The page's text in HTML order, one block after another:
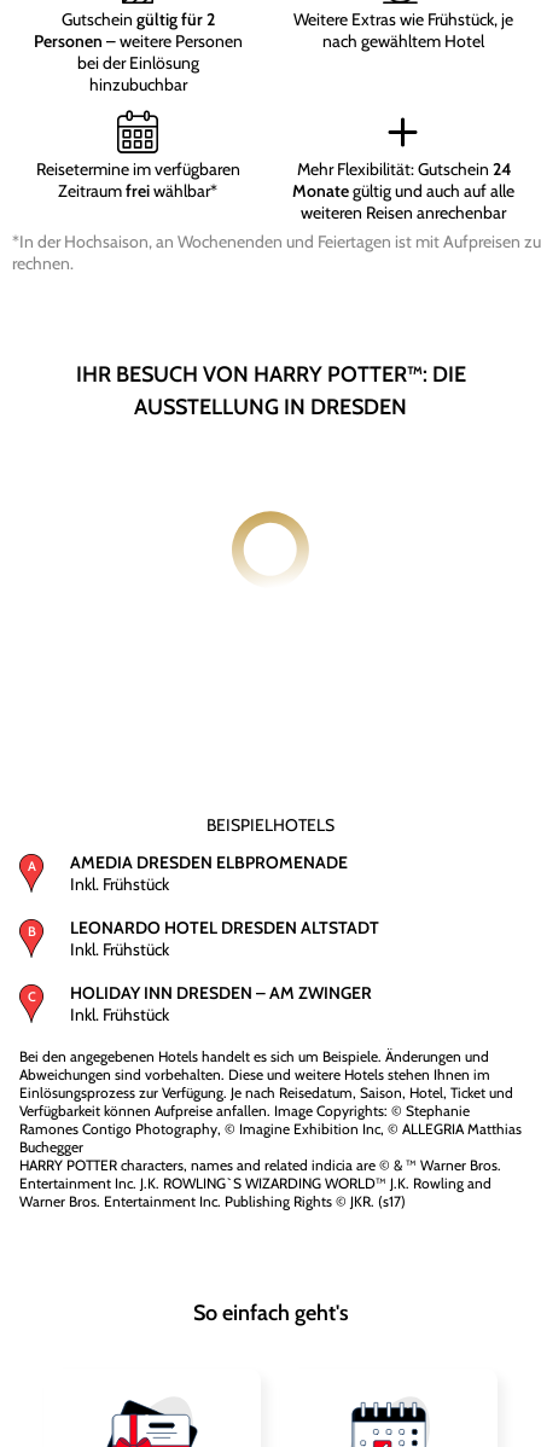
Gutschein gültig für 2
Personen – weitere Personen
bei der Einlösung
hinzubuchbar
Weitere Extras wie Frühstück, je
nach gewähltem Hotel
Reisetermine im verfügbaren
Zeitraumfreiwählbar*
Mehr Flexibilität: Gutschein 24
Monategültig und auch auf alle
weiteren Reisen anrechenbar
*In der Hochsaison, an Wochenenden und Feiertagen ist mit Aufpreisen zu
rechnen.
IHR BESUCH VON HARRY POTTER™: DIE
AUSSTELLUNG IN DRESDEN
BEISPIELHOTELS
AMEDIA DRESDEN ELBPROMENADE
Inkl. Frühstück
LEONARDO HOTEL DRESDEN ALTSTADT
Inkl. Frühstück
HOLIDAY INN DRESDEN – AM ZWINGER
Inkl. Frühstück
Bei den angegebenen Hotels handelt es sich um Beispiele. Änderungen und
Abweichungen sind vorbehalten. Diese und weitere Hotels stehen Ihnen im
Einlösungsprozess zur Verfügung. Je nach Reisedatum, Saison, Hotel, Ticket und
Verfügbarkeit können Aufpreise anfallen. Image Copyrights: © Stephanie
Ramones Contigo Photography, © Imagine Exhibition Inc, © ALLEGRIA Matthias
Buchegger
HARRY POTTER characters, names and related indicia are © & ™ Warner Bros.
Entertainment Inc. J.K. ROWLING`S WIZARDING WORLD™ J.K. Rowling and
Warner Bros. Entertainment Inc. Publishing Rights © JKR. (s17)
So einfach geht's